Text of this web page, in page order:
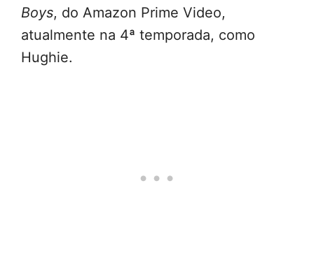
Boys, do Amazon Prime Video,
atualmente na 4ª temporada, como
Hughie.